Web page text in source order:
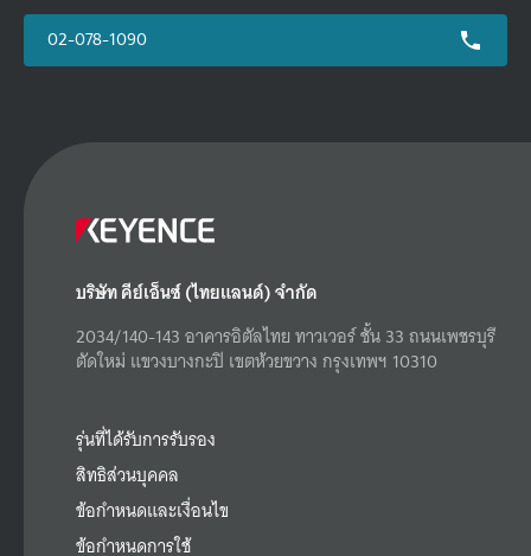
02-078-1090
บริษัท คีย์เอ็นซ์ (ไทยแลนด์) จำกัด
2034/140-143 อาคารอิตัลไทย ทาวเวอร์ ชั้น 33 ถนนเพชรบุรี
ตัดใหม่ แขวงบางกะปิ เขตห้วยขวาง กรุงเทพฯ 10310
รุ่นที่ได้รับการรับรอง
สิทธิส่วนบุคคล
ข้อกำหนดและเงื่อนไข
ข้อกำหนดการใช้